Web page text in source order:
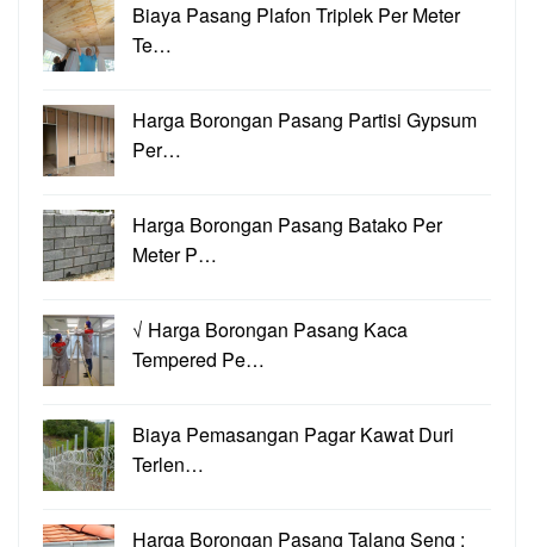
Biaya Pasang Plafon Triplek Per Meter
Te…
Harga Borongan Pasang Partisi Gypsum
Per…
Harga Borongan Pasang Batako Per
Meter P…
√ Harga Borongan Pasang Kaca
Tempered Pe…
Biaya Pemasangan Pagar Kawat Duri
Terlen…
Harga Borongan Pasang Talang Seng :